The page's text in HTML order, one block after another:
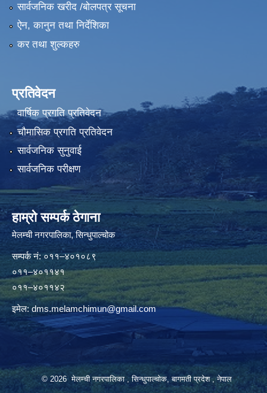
सार्वजनिक खरीद /बोलपत्र सूचना
ऐन, कानुन तथा निर्देशिका
कर तथा शुल्कहरु
प्रतिवेदन
वार्षिक प्रगति प्रतिवेदन
चौमासिक प्रगति प्रतिवेदन
सार्वजनिक सुनुवाई
सार्वजनिक परीक्षण
हाम्रो सम्पर्क ठेगाना
मेलम्ची नगरपालिका‍, सिन्धुपाल्चोक
सम्पर्क न‌ं: ०११–४०१०८९
०११–४०११४१
०११–४०११४२
इमेल:dms.melamchimun@gmail.com
© 2026 मेलम्ची नगरपालिका , सिन्धुपाल्चोक, बागमती प्रदेश , नेपाल